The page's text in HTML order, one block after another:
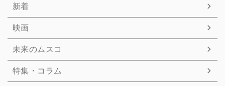
新着
映画
未来のムスコ
特集・コラム